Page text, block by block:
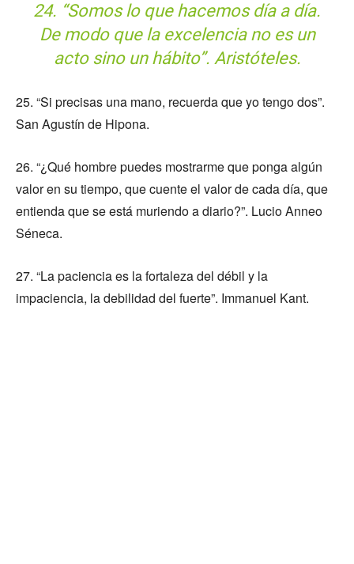
24. “Somos lo que hacemos día a día.
De modo que la excelencia no es un
acto sino un hábito”. Aristóteles.
25. “Si precisas una mano, recuerda que yo tengo dos”.
San Agustín de Hipona.
26. “¿Qué hombre puedes mostrarme que ponga algún
valor en su tiempo, que cuente el valor de cada día, que
entienda que se está muriendo a diario?”. Lucio Anneo
Séneca.
27. “La paciencia es la fortaleza del débil y la
impaciencia, la debilidad del fuerte”. Immanuel Kant.